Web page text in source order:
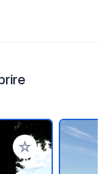
Aggiungi ai tuoi